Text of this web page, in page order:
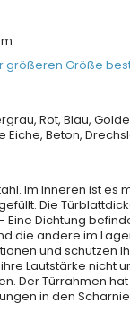
größeren Größe
Rot, Blau,
Beton,
Im Inneren ist es
Die
Dichtung
die andere im
und schützen
Lautstärke nicht
Der Türrahmen hat
in den